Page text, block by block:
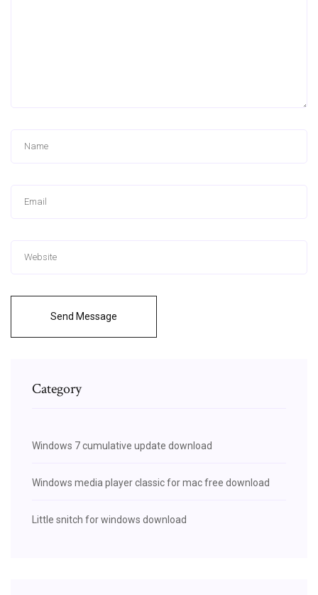
Send Message
Category
Windows 7 cumulative update download
Windows media player classic for mac free download
Little snitch for windows download